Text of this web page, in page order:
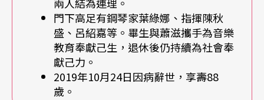
兩人結為連理。
門下高足有鋼琴家葉綠娜、指揮陳秋
盛、呂紹嘉等。畢生與蕭滋攜手為音樂
教育奉獻己生，退休後仍持續為社會奉
獻己力。
2019年10月24日因病辭世，享壽88
歲。